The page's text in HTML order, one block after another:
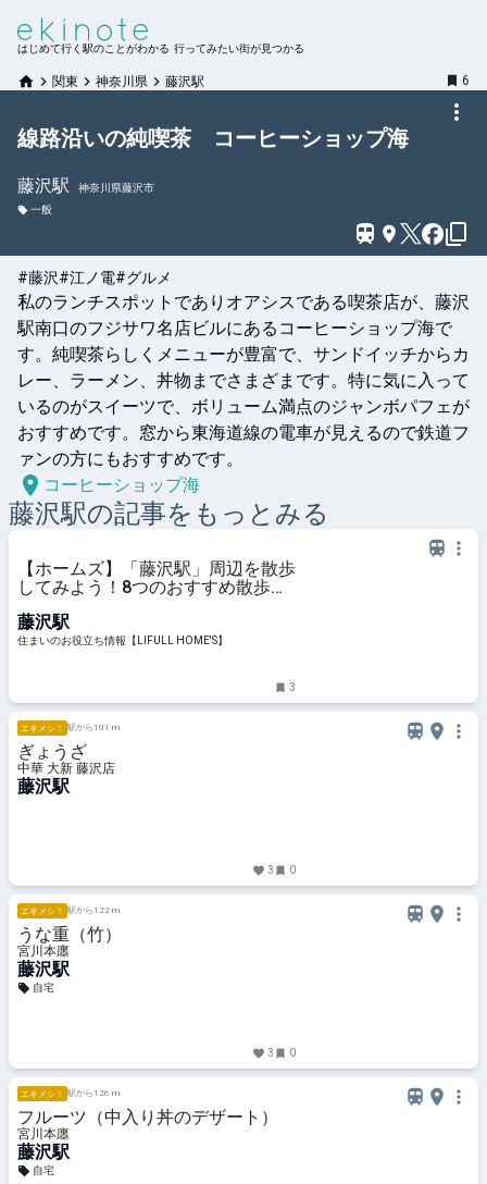
はじめて行く駅のことがわかる 行ってみたい街が見つかる
関東 神奈川県 藤沢駅 6
線路沿いの純喫茶 コーヒーショップ海
藤沢駅
神奈川県藤沢市
一般
#藤沢#江ノ電#グルメ
私のランチスポットでありオアシスである喫茶店が、藤沢
駅南口のフジサワ名店ビルにあるコーヒーショップ海で
す。純喫茶らしくメニューが豊富で、サンドイッチからカ
レー、ラーメン、丼物までさまざまです。特に気に入って
いるのがスイーツで、ボリューム満点のジャンボパフェが
おすすめです。窓から東海道線の電車が見えるので鉄道フ
コーヒーショップ海
藤沢駅の記事をもっとみる
【ホームズ】「藤沢駅」周辺を散歩
してみよう！8つのおすすめ散歩・
いのお役立ち情報
藤沢駅
住まいのお役立ち情報【LIFULL HOME'S】
3
エキメシ！ 駅から101 m
ぎょうざ
中華 大新 藤沢店
藤沢駅
3 0
エキメシ！ 駅から122 m
うな重（竹）
宮川本廛
藤沢駅
自宅
3 0
エキメシ！ 駅から126 m
フルーツ（中入り丼のデザート）
宮川本廛
藤沢駅
自宅